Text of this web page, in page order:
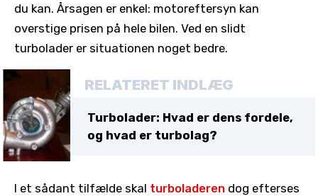
du kan. Årsagen er enkel: motoreftersyn kan
overstige prisen på hele bilen. Ved en slidt
turbolader er situationen noget bedre.
RELATERET INDLÆG
Turbolader: Hvad er dens fordele,
og hvad er turbolag?
I et sådant tilfælde skal turboladeren dog efterses